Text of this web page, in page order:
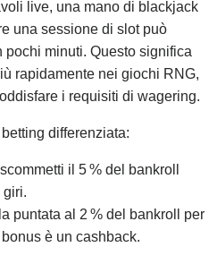
live, una mano di blackjack
una sessione di slot può
minuti. Questo significa
rapidamente nei giochi RNG,
i requisiti di wagering.
differenziata:
il 5 % del bankroll
giri.
puntata al 2 % del bankroll per
è un cashback.